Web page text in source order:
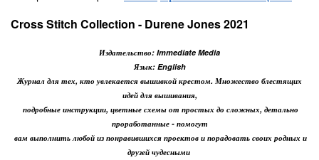
Cross Stitch Collection - Durene Jones 2021
Издательство: Immediate Media
Язык: English
Журнал для тех, кто увлекается вышивкой крестом. Множество блестящих
идей для вышивания,
подробные инструкции, цветные схемы от простых до сложных, детально
проработанные - помогут
вам выполнить любой из понравившихся проектов и порадовать своих родных и
друзей чудесными